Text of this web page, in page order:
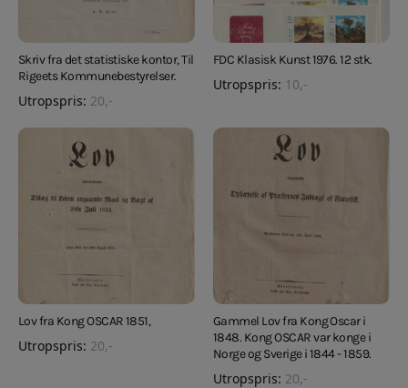
Skriv fra det statistiske kontor, Til
Rigeets Kommunebestyrelser.
Utropspris: 20,-
FDC Klasisk Kunst 1976. 12 stk.
Utropspris: 10,-
Lov fra Kong OSCAR 1851,
Utropspris: 20,-
Gammel Lov fra Kong Oscar i
1848. Kong OSCAR var konge i
Norge og Sverige i 1844 - 1859.
Utropspris: 20,-